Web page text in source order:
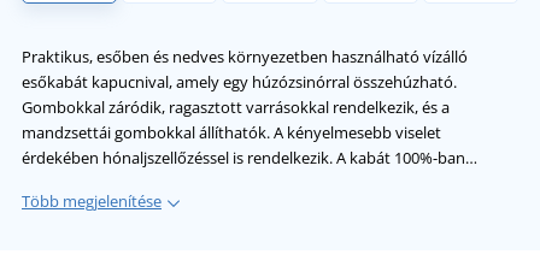
Praktikus, esőben és nedves környezetben használható vízálló
esőkabát kapucnival, amely egy húzózsinórral összehúzható.
Gombokkal záródik, ragasztott varrásokkal rendelkezik, és a
mandzsettái gombokkal állíthatók. A kényelmesebb viselet
érdekében hónaljszellőzéssel is rendelkezik. A kabát 100%-ban…
Több megjelenítése